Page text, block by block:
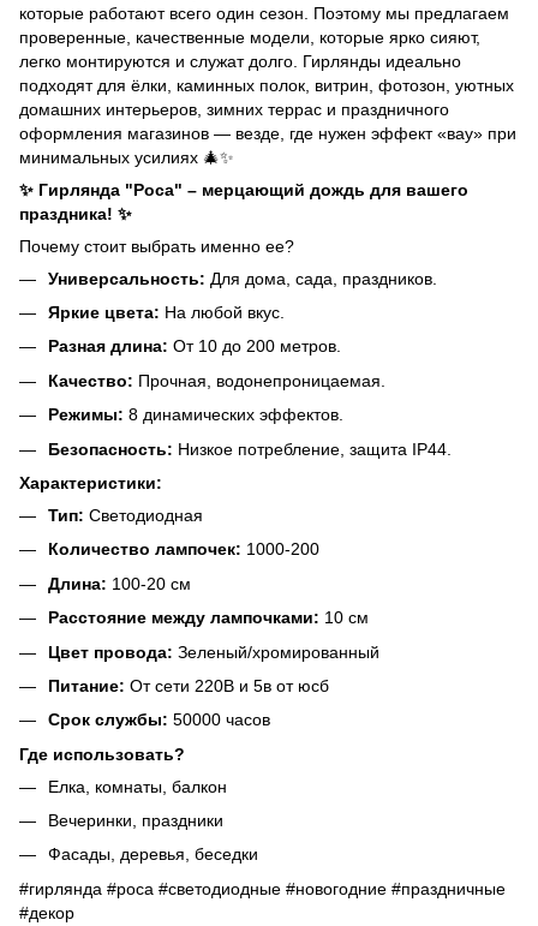
которые работают всего один сезон. Поэтому мы предлагаем
проверенные, качественные модели, которые ярко сияют,
легко монтируются и служат долго. Гирлянды идеально
подходят для ёлки, каминных полок, витрин, фотозон, уютных
домашних интерьеров, зимних террас и праздничного
оформления магазинов — везде, где нужен эффект «вау» при
минимальных усилиях 🎄✨
✨ Гирлянда "Роса" – мерцающий дождь для вашего
праздника! ✨
Почему стоит выбрать именно ее?
Универсальность: Для дома, сада, праздников.
Яркие цвета: На любой вкус.
Разная длина: От 10 до 200 метров.
Качество: Прочная, водонепроницаемая.
Режимы: 8 динамических эффектов.
Безопасность: Низкое потребление, защита IP44.
Характеристики:
Тип: Светодиодная
Количество лампочек: 1000-200
Длина: 100-20 см
Расстояние между лампочками: 10 см
Цвет провода: Зеленый/хромированный
Питание: От сети 220В и 5в от юсб
Срок службы: 50000 часов
Где использовать?
Елка, комнаты, балкон
Вечеринки, праздники
Фасады, деревья, беседки
#гирлянда #роса #светодиодные #новогодние #праздничные
#декор